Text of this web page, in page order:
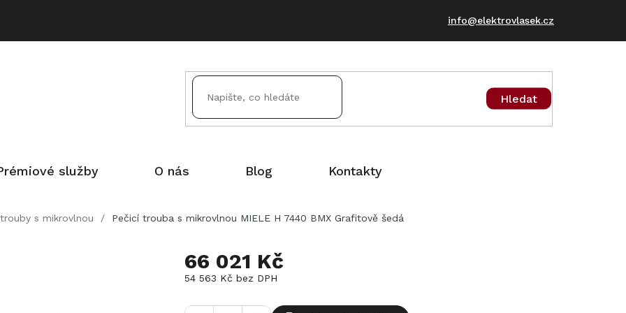
info@elektrovlasek.cz
Hledat
služby O nás Blog Kontakty
s mikrovlnou / Pečicí trouba s mikrovlnou MIELE H 7440 BMX Grafitově šedá
66 021 Kč
54 563 Kč bez DPH